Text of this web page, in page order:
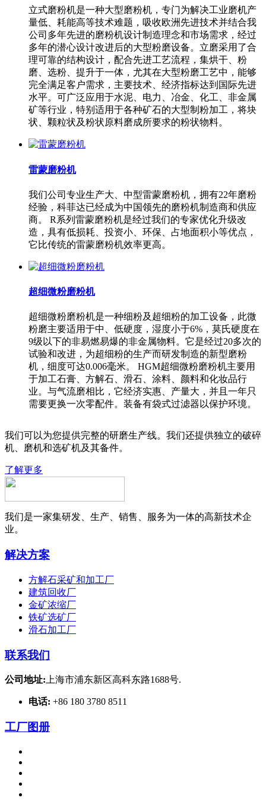
立式磨粉机是一种大型磨粉机，专门为解决工业磨机产
量低、耗能高等技术难题，吸收欧洲先进技术并结合我
公司多年先进的磨粉机设计制造理念和市场需求，经过
多年的潜心设计改进后的大型粉磨设备。立磨采用了合
理可靠的结构设计，配合先进工艺流程，集烘干、粉
磨、选粉、提升于一体，尤其在大型粉磨工艺中，能够
完全满足客户需求，主要技术、经济指标达到国际先进
水平。可广泛应用于水泥、电力、冶金、化工、非金属
矿等行业，特别适用于各种矿石的大型制粉加工，将块
状、颗粒状及粉状原料磨成所要求的粉状物料。
雷蒙磨粉机
我们公司专业生产大、中型雷蒙磨粉机，拥有22年磨粉
经验，科菲达已经成为中国领先的磨粉机制造商和供应
商。 R系列雷蒙磨粉机是经过我们的专家优化升级改
造，具有低损耗、投资小、环保、占地面积小等优点，
它比传统的雷蒙磨粉机效率更高。
超细微粉磨粉机
超细微粉磨粉机是一种细粉及超细粉的加工设备，此微
粉磨主要适用于中、低硬度，湿度小于6%，莫氏硬度在
9级以下的非易燃易爆的非金属物料。它是经过20多次的
试验和改进，为超细粉的生产而研发制造的新型磨粉
机，细度可达0.006毫米。 HGM超细微粉磨粉机主要用
于加工石膏、方解石、滑石、涂料、颜料和化妆品行
业。与气流磨相比，它经济实惠、产量大，并且一年只
需要更换一次零配件。装备有袋式过滤器以保护环境。
我们可以为您提供完整的研磨生产线。我们还提供独立的破碎
机、磨机和选矿机及其备件。
了解更多
我们是一家集研发、生产、销售、服务为一体的高新技术企
业。
解决方案
方解石采矿和加工厂
建筑回收厂
金矿浓缩厂
铁矿选矿厂
滑石加工厂
联系我们
公司地址: 上海市浦东新区高科东路1688号.
电话: +86 180 3780 8511
工厂图册